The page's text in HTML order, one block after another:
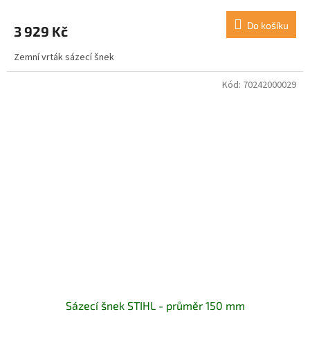
3 929 Kč Do košíku
Zemní vrták sázecí šnek
Sázecí šnek STIHL - průměr 150 mm
Kód: 70242000029